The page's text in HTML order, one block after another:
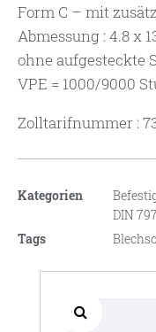
Form C – mit
Abmessung : 4.8 x
ohne aufgesteckte
VPE = 1000/9000
Zolltarifnummer :
Kategorien
DIN
Tags